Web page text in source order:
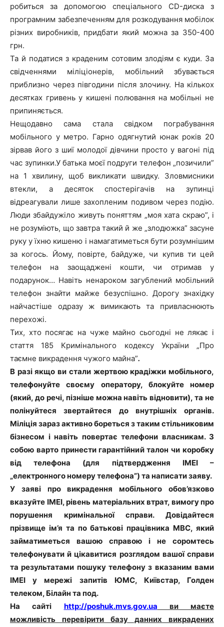
робиться за допомогою спеціального CD-диска з
програмним забезпеченням для розкодування мобілок
різних виробників, придбати який можна за 350-400
грн.
Та й податися з краденим сотовим злодіям є куди. За
свідченнями міліціонерів, мобільний збувається
приблизно через півгодини після злочину. На кількох
десятках гривень у кишені полювання на мобільні не
припиняється.
Нещодавно сама стала свідком пограбування
мобільного у метро. Гарно одягнутий юнак років 20
зірвав його з шиї молодої дівчини просто у вагоні під
час зупинки.У батька моєї подруги телефон „позичили”
на 1 хвилину, щоб викликати швидку. Зловмисники
втекли, а десяток спостерігачів на зупинці
відреагували лише захопленим подивом через подію.
Люди збайдужіло живуть поняттям „моя хата скраю”, і
не розуміють, що завтра такий й же „злодюжка” засуне
руку у їхню кишеню і намагатиметься бути розумнішим
за когось. Йому, повірте, байдуже, чи купив ти цей
телефон на заощаджені кошти, чи отримав у
подарунок… Навіть ненароком загублений мобільний
телефон знайти майже безуспішно. Дорогу знахідку
найчастіше одразу ж вимикають та привласнюють
перехожі.
Тих, хто посягає на чуже майно сьогодні не лякає і
стаття 185 Кримінального кодексу України „Про
таємне викрадення чужого майна”.
В разі якщо ви стали жертвою крадіжки мобільного,
телефонуйте своєму оператору, блокуйте номер
(який, до речі, пізніше можна навіть відновити), та не
полінуйтеся звертайтеся до внутрішніх органів.
Міліція зараз активно бореться з таким стільниковим
бізнесом і навіть повертає телефони власникам. З
собою варто принести гарантійний талон чи коробку
від телефона (для підтвердження IMEI –
„електронного номеру телефона”) та написати заяву.
У заяві про викрадення мобільного обов’язково
вказуйте IMEI, рівень матеріальних втрат, вимогу про
порушення кримінальної справи. Довідайтеся
прізвище ім’я та по батькові працівника МВС, який
займатиметься вашою справою і не соромтесь
телефонувати й цікавитися розглядом вашої справи
та результатами пошуку телефону з вказаним вами
ІМЕІ у мережі запитів ЮМС, Київстар, Голден
телеком, Білайн та под.
На сайті http://poshuk.mvs.gov.ua ви маєте
можливість перевірити базу данних викрадених